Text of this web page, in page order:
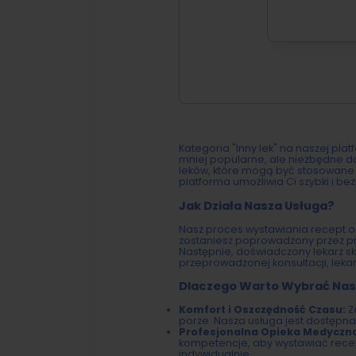
Kategoria "Inny lek" na naszej
mniej popularne, ale niezbędne
leków, które mogą być
platforma umożliwia Ci szybki i
Jak Działa Nasza Usługa?
Nasz proces wystawiania recept
zostaniesz poprowadzony przez
Następnie, doświadczony lekarz
przeprowadzonej konsultacji,
Dlaczego Warto Wybrać
Komfort i Oszczędność Czasu:
porze. Nasza usługa jest
Profesjonalna Opieka Medyczna:
kompetencje, aby wystawiać